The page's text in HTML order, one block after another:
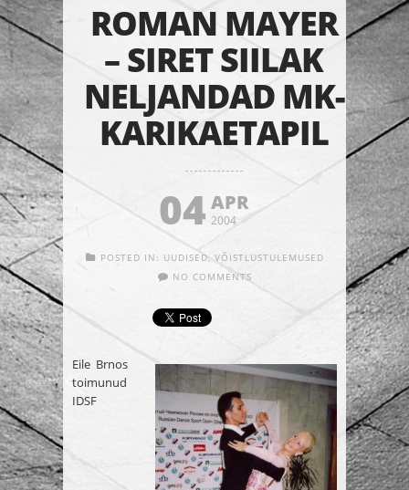
ROMAN MAYER
– SIRET SIILAK
NELJANDAD MK-
KARIKAETAPIL
04 APR
2004
POSTED IN: UUDISED, VÕISTLUSTULEMUSED
NO COMMENTS
Eile Brnos
toimunud
IDSF